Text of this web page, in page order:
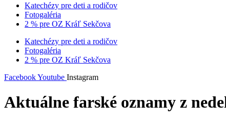
Katechézy pre deti a rodičov
Fotogaléria
2 % pre OZ Kráľ Sekčova
Katechézy pre deti a rodičov
Fotogaléria
2 % pre OZ Kráľ Sekčova
FacebookYoutube Instagram
Aktuálne farské oznamy z